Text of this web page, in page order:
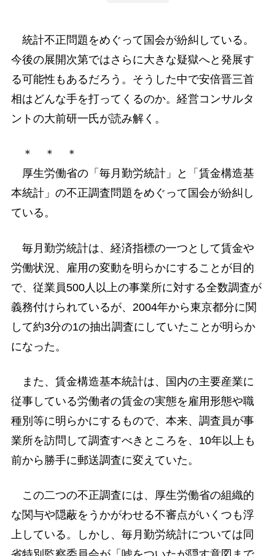
統計不正問題をめぐって国会が紛糾している。
今後の展開次第ではさらに大きな疑獄へと発展す
る可能性もあるだろう。そうした中で安倍晋三首
相はどんな手を打ってくるのか。経営コンサルタ
ントの大前研一氏が読み解く。
＊ ＊ ＊
厚生労働省の「毎月勤労統計」と「賃金構造基
本統計」の不正調査問題をめぐって国会が紛糾し
ている。
毎月勤労統計は、経済指標の一つとして賃金や
労働状況、雇用の変動を明らかにすることが目的
で、従業員500人以上の事業所に対する全数調査が
義務付けられているが、2004年から東京都分に関
して約3分の1の抽出調査にしていたことが明らか
になった。
また、賃金構造基本統計は、国内の主要産業に
従事している労働者の賃金の実態を雇用形態や職
種別等に明らかにするもので、本来、調査員が事
業所を訪問して調査すべきところを、10年以上も
前から勝手に郵送調査に変えていた。
この二つの不正調査には、厚生労働省の組織的
な関与や隠蔽をうかがわせる不審点がいくつも浮
上している。しかし、毎月勤労統計については同